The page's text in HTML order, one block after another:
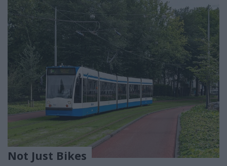
Not Just Bikes